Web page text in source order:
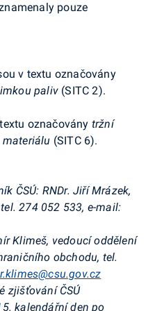
pouze
v textu označovány
paliv (SITC 2).
označovány tržní
materiálu (SITC 6).
ČSÚ: RNDr. Jiří Mrázek,
274 052 533, e-mail:
Klimeš, vedoucí oddělení
obchodu, tel.
zjišťování ČSÚ
kalendářní den po